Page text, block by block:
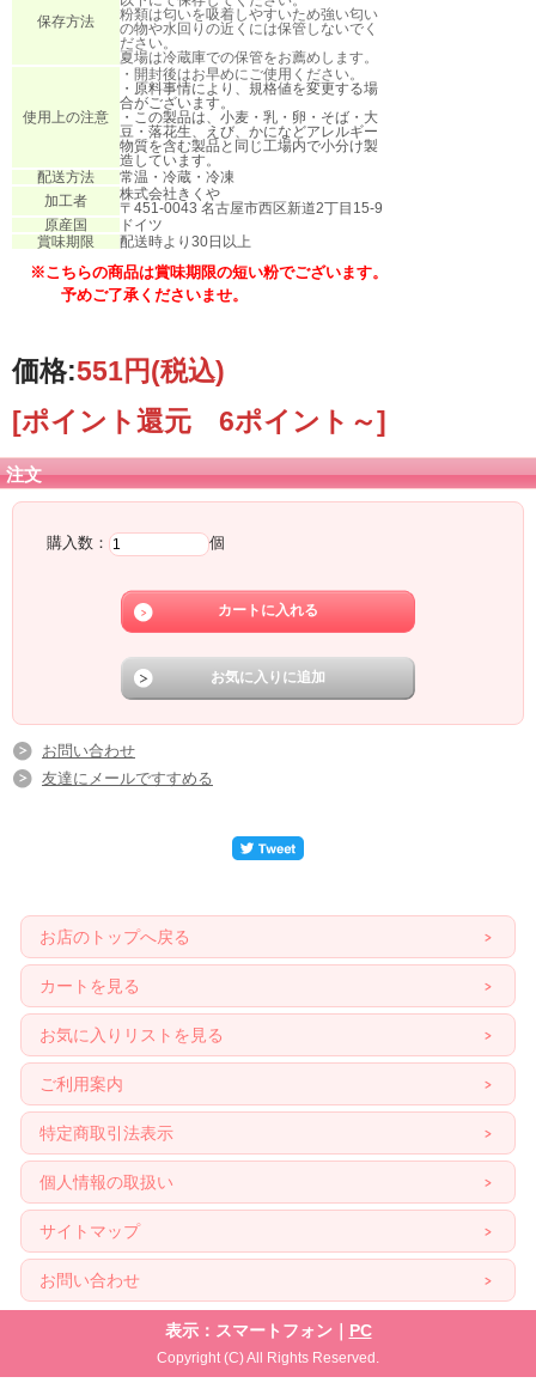
保存方法
粉類は匂いを吸着しやすいため強い匂い
の物や水回りの近くには保管しないでく
ださい。
夏場は冷蔵庫での保管をお薦めします。
使用上の注意
・開封後はお早めにご使用ください。
・原料事情により、規格値を変更する場
合がございます。
・この製品は、小麦・乳・卵・そば・大
豆・落花生、えび、かになどアレルギー
物質を含む製品と同じ工場内で小分け製
造しています。
配送方法
常温・冷蔵・冷凍
加工者
株式会社きくや
〒451-0043 名古屋市西区新道2丁目15-9
原産国
ドイツ
賞味期限
配送時より30日以上
※こちらの商品は賞味期限の短い粉でございます。
予めご了承くださいませ。
価格:551円(税込)
[ポイント還元 6ポイント～]
注文
購入数： 個
お問い合わせ
友達にメールですすめる
お店のトップへ戻る
カートを見る
お気に入りリストを見る
ご利用案内
特定商取引法表示
個人情報の取扱い
サイトマップ
お問い合わせ
表示：スマートフォン｜ PC
Copyright (C) All Rights Reserved.